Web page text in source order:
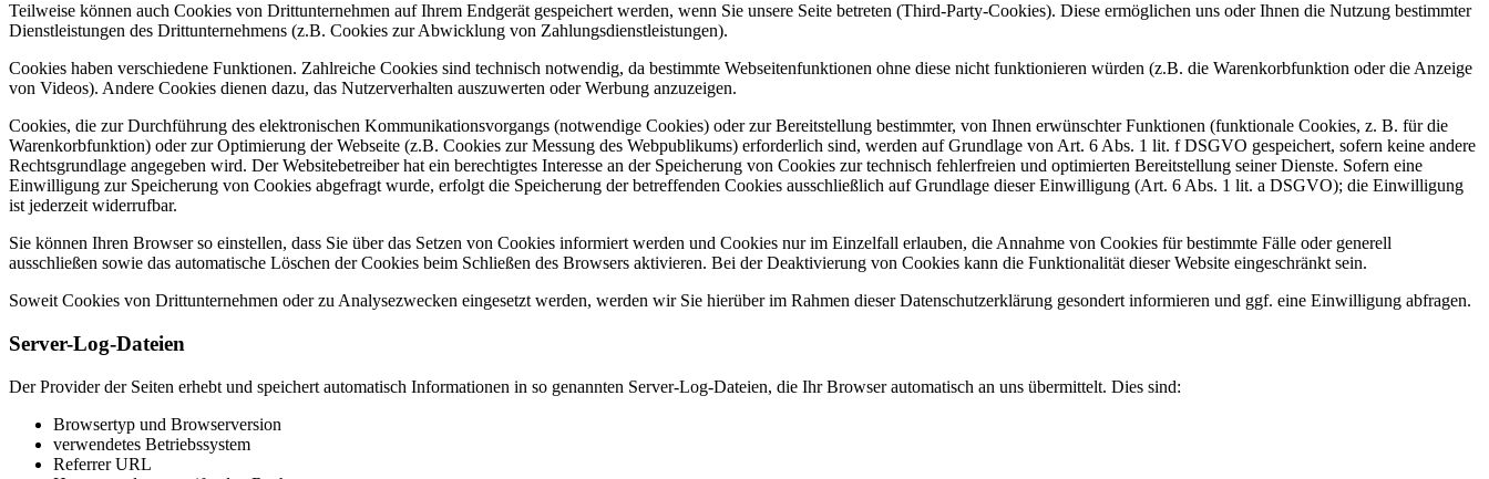
Teilweise können auch Cookies von Drittunternehmen auf Ihrem Endgerät gespeichert werden, wenn Sie unsere Seite betreten (Third-Party-Cookies). Diese ermöglichen uns oder Ihnen die Nutzung bestimmter
Dienstleistungen des Drittunternehmens (z.B. Cookies zur Abwicklung von Zahlungsdienstleistungen).
Cookies haben verschiedene Funktionen. Zahlreiche Cookies sind technisch notwendig, da bestimmte Webseitenfunktionen ohne diese nicht funktionieren würden (z.B. die Warenkorbfunktion oder die Anzeige
von Videos). Andere Cookies dienen dazu, das Nutzerverhalten auszuwerten oder Werbung anzuzeigen.
Cookies, die zur Durchführung des elektronischen Kommunikationsvorgangs (notwendige Cookies) oder zur Bereitstellung bestimmter, von Ihnen erwünschter Funktionen (funktionale Cookies, z. B. für die
Warenkorbfunktion) oder zur Optimierung der Webseite (z.B. Cookies zur Messung des Webpublikums) erforderlich sind, werden auf Grundlage von Art. 6 Abs. 1 lit. f DSGVO gespeichert, sofern keine andere
Rechtsgrundlage angegeben wird. Der Websitebetreiber hat ein berechtigtes Interesse an der Speicherung von Cookies zur technisch fehlerfreien und optimierten Bereitstellung seiner Dienste. Sofern eine
Einwilligung zur Speicherung von Cookies abgefragt wurde, erfolgt die Speicherung der betreffenden Cookies ausschließlich auf Grundlage dieser Einwilligung (Art. 6 Abs. 1 lit. a DSGVO); die Einwilligung
ist jederzeit widerrufbar.
Sie können Ihren Browser so einstellen, dass Sie über das Setzen von Cookies informiert werden und Cookies nur im Einzelfall erlauben, die Annahme von Cookies für bestimmte Fälle oder generell
ausschließen sowie das automatische Löschen der Cookies beim Schließen des Browsers aktivieren. Bei der Deaktivierung von Cookies kann die Funktionalität dieser Website eingeschränkt sein.
Soweit Cookies von Drittunternehmen oder zu Analysezwecken eingesetzt werden, werden wir Sie hierüber im Rahmen dieser Datenschutzerklärung gesondert informieren und ggf. eine Einwilligung abfragen.
Server-Log-Dateien
Der Provider der Seiten erhebt und speichert automatisch Informationen in so genannten Server-Log-Dateien, die Ihr Browser automatisch an uns übermittelt. Dies sind:
Browsertyp und Browserversion
verwendetes Betriebssystem
Referrer URL